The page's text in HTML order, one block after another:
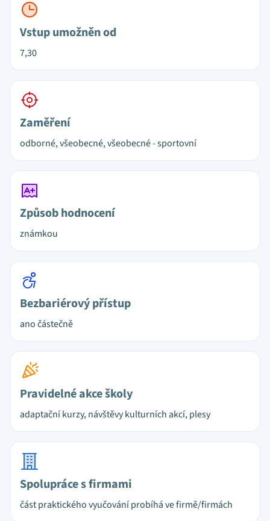
Vstup umožněn od
7,30
Zaměření
odborné, všeobecné, všeobecné - sportovní
Způsob hodnocení
známkou
Bezbariérový přístup
ano částečně
Pravidelné akce školy
adaptační kurzy, návštěvy kulturních akcí, plesy
Spolupráce s firmami
část praktického vyučování probíhá ve firmě/firmách